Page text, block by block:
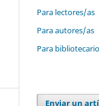
Para lectores/as
Para autores/as
Para
Enviar un